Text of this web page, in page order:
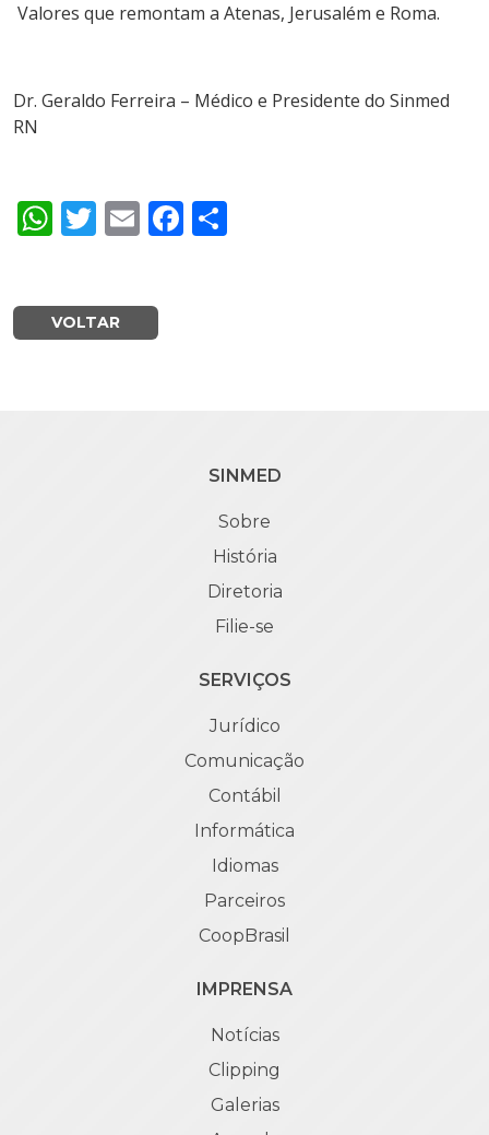
Valores que remontam a Atenas, Jerusalém e Roma.
Dr. Geraldo Ferreira – Médico e Presidente do Sinmed
RN
WhatsApp
Twitter
EmailFacebook
VOLTAR
SINMED
Sobre
História
Diretoria
Filie-se
SERVIÇOS
Jurídico
Comunicação
Contábil
Informática
Idiomas
Parceiros
CoopBrasil
IMPRENSA
Notícias
Clipping
Galerias